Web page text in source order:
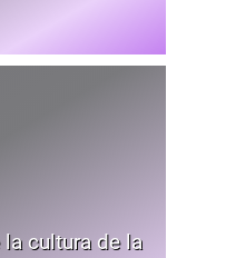
la cultura de la